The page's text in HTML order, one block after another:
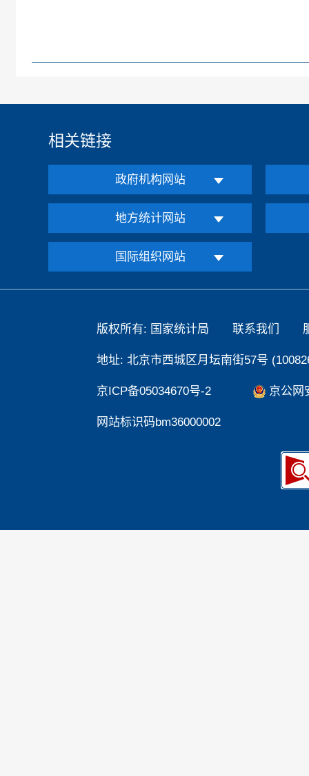
相关链接
政府机构网站
地方统计网站
国际组织网站
版权所有: 国家统计局 联系我们
地址: 北京市西城区月坛南街57号
京ICP备05034670号-2 京公网
网站标识码bm36000002